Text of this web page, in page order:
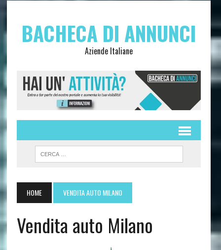
BACHECA DI ANNUNCI
Aziende Italiane
HOME VENDITA AUTO MILANO
Vendita auto Milano